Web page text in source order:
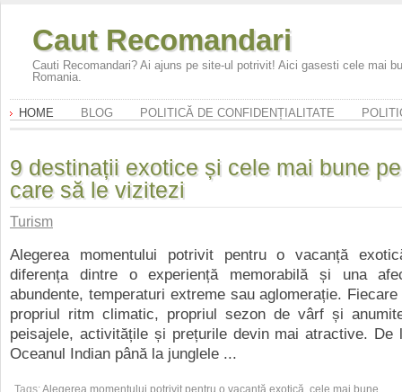
Caut Recomandari
Cauti Recomandari? Ai ajuns pe site-ul potrivit! Aici gasesti cele mai
Romania.
HOME BLOG POLITICĂ DE CONFIDENȚIALITATE
9 destinații exotice și cele mai bune
care să le vizitezi
Turism
Alegerea momentului potrivit pentru o vacanță
diferența dintre o experiență memorabilă și una
abundente, temperaturi extreme sau aglomerație.
propriul ritm climatic, propriul sezon de vârf și
peisajele, activitățile și prețurile devin mai atractive. De
Oceanul Indian până la junglele ...
Tags:Alegerea momentului potrivit pentru o vacanță exotică, cele mai bune